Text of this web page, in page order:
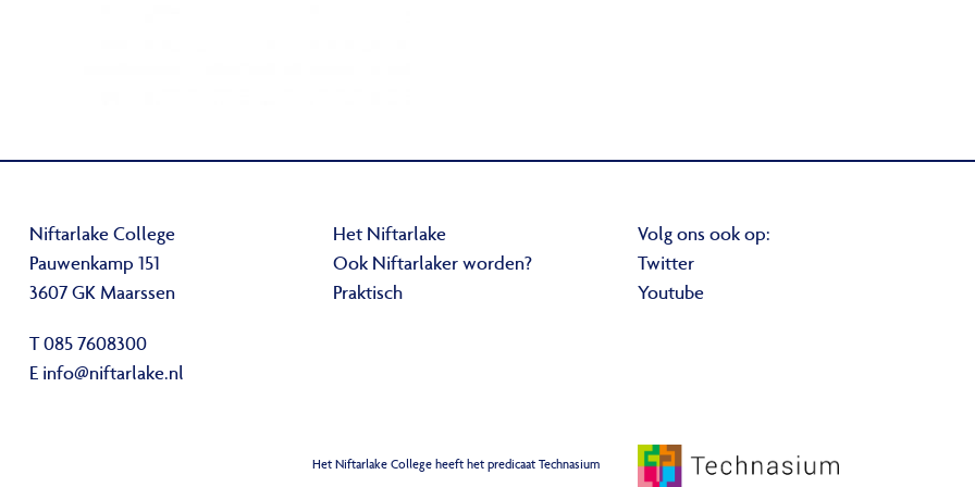
Niftarlake College
Pauwenkamp 151
3607 GK Maarssen
T 085 7608300
E info@niftarlake.nl
Het Niftarlake
Ook Niftarlaker worden?
Praktisch
Volg ons ook op:
Twitter
Youtube
Het Niftarlake College heeft het predicaat Technasium